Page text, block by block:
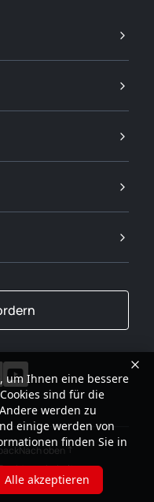
vorbehalten
Nach oben
um Ihnen eine bessere
sind für die
werden zu
einige werden von
finden Sie in
Alle akzeptieren